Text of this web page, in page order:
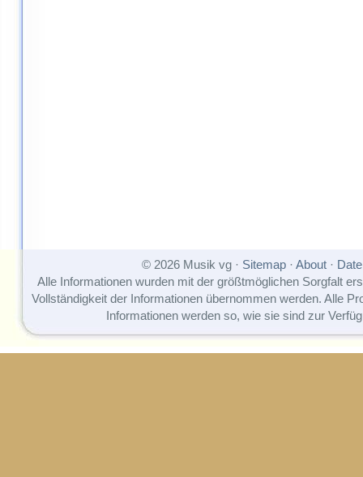
© 2026 Musik vg · Sitemap· About·
Alle Informationen wurden mit der größtmöglichen Sorgfalt
Vollständigkeit der Informationen übernommen werden. Alle
Informationen werden so, wie sie sind zur